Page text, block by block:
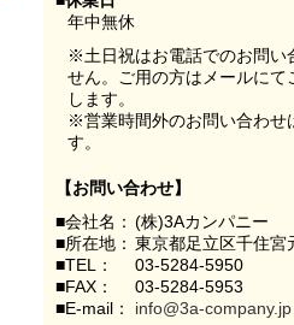
年中無休
※土日祝はお電話でのお問い
せん。ご用の方はメールに
します。
※営業時間外のお問い合わせ
す。
【お問い合わせ】
■会社名： (株)3Aカンパニー
■所在地： 東京都足立区千住
■TEL：
03-5284-5950
■FAX：
03-5284-5953
■E-mail：
info@3a-company.jp